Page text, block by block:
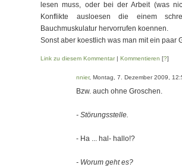
lesen muss, oder bei der Arbeit (was
Konflikte ausloesen die einem
Bauchmuskulatur hervorrufen koennen.
Sonst aber koestlich was man mit ein paar
Link zu diesem Kommentar| Kommentieren [?]
nnier, Montag, 7. Dezember 2009,
Bzw. auch ohne Groschen.
- Störungsstelle.
- Ha ... hal- hallo!?
- Worum geht es?